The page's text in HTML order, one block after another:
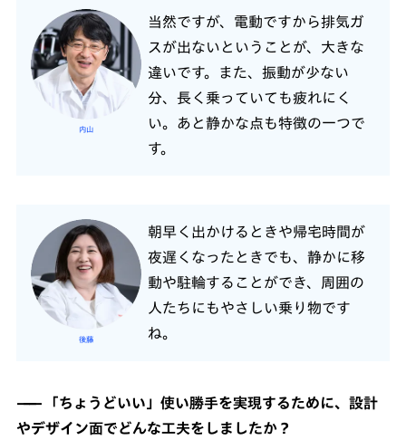
内山
当然ですが、電動ですから排気ガ
スが出ないということが、大きな
違いです。また、振動が少ない
分、長く乗っていても疲れにく
い。あと静かな点も特徴の一つで
す。
後藤
朝早く出かけるときや帰宅時間が
夜遅くなったときでも、静かに移
動や駐輪することができ、周囲の
人たちにもやさしい乗り物です
ね。
「ちょうどいい」使い勝手を実現するために、設計
やデザイン面でどんな工夫をしましたか？